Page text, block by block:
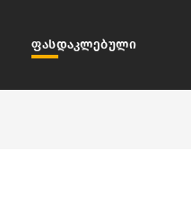
ფასდაკლებული